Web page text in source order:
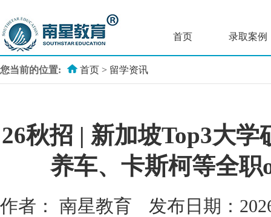
首页 录取案例
您当前的位置: 首页 > 留学资讯
26秋招 | 新加坡Top3大
养车、卡斯柯等全
作者： 南星教育 发布日期：